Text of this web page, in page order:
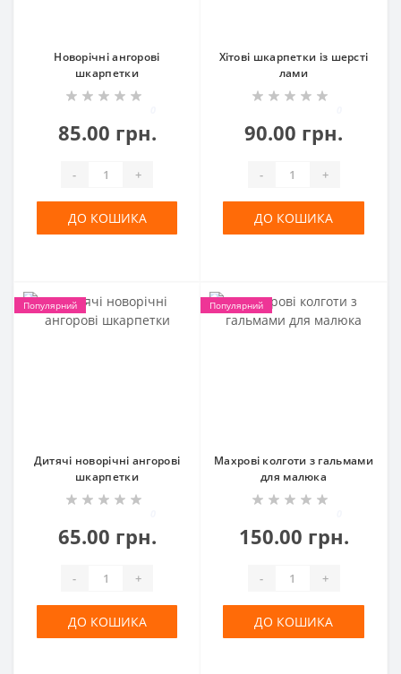
Новорічні ангорові
шкарпетки
85.00 грн.
- +
ДО КОШИКА
Хітові шкарпетки із шерсті
лами
90.00 грн.
- +
ДО КОШИКА
Популярний
Дитячі новорічні ангорові
шкарпетки
65.00 грн.
- +
ДО КОШИКА
Популярний
Махрові колготи з гальмами
для малюка
150.00 грн.
- +
ДО КОШИКА